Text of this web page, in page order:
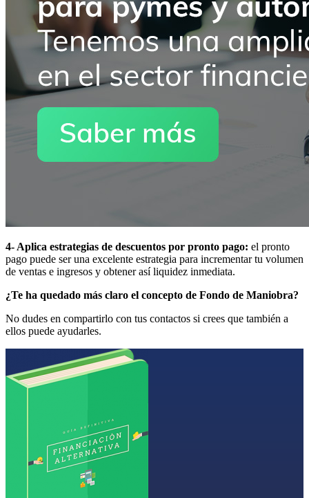
4- Aplica estrategias de descuentos por pronto pago: el pronto
pago puede ser una excelente estrategia para incrementar tu volumen
de ventas e ingresos y obtener así liquidez inmediata.
¿Te ha quedado más claro el concepto de Fondo de Maniobra?
No dudes en compartirlo con tus contactos si crees que también a
ellos puede ayudarles.